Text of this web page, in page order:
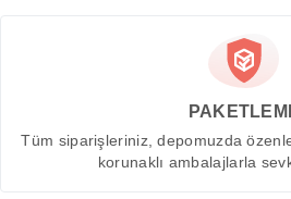
Tüm siparişleriniz, depomuzda
korunaklı ambalajlarla